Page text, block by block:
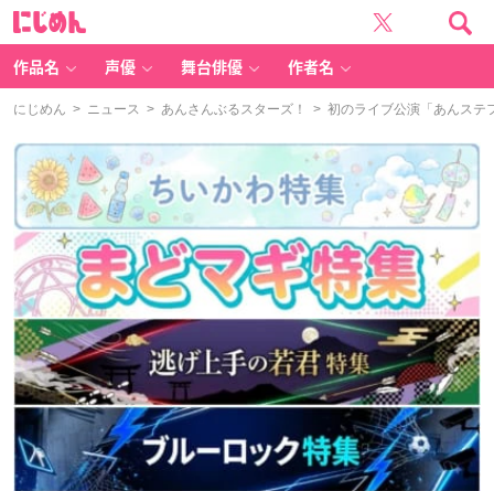
作品名 声優 舞台俳優 作者名
にじめん > ニュース > あんさんぶるスターズ！ > 初のライブ公演「あんステ